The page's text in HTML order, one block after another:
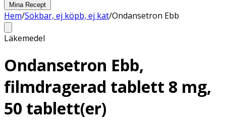
Mina Recept
Hem/Sökbar, ej köpb, ej kat/Ondansetron Ebb
Läkemedel
Ondansetron Ebb,
filmdragerad tablett 8 mg,
50 tablett(er)